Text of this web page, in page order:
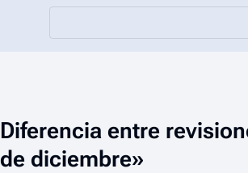
Diferencia entre
de diciembre»